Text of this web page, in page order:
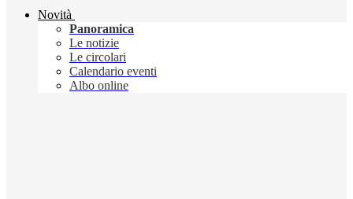
Novità
Panoramica
Le notizie
Le circolari
Calendario eventi
Albo online